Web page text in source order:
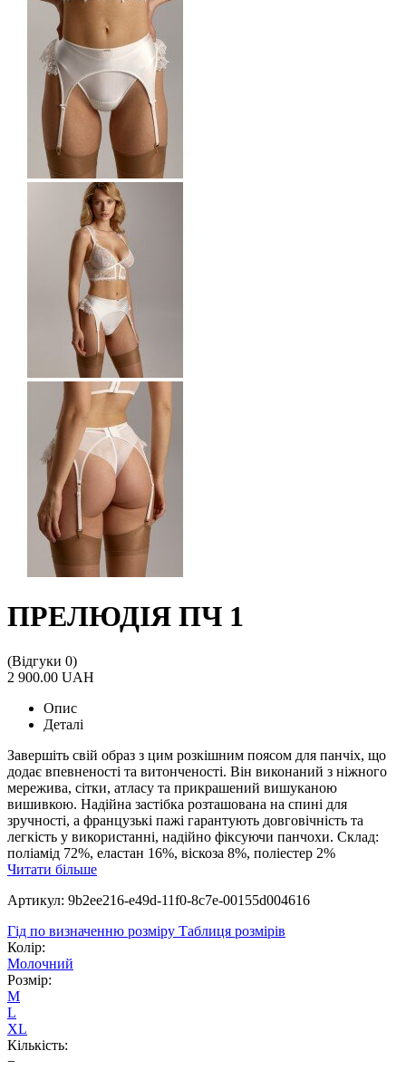
ПРЕЛЮДІЯ ПЧ 1
(Відгуки 0)
2 900.00 UAH
Опис
Деталі
Завершіть свій образ з цим розкішним поясом для панчіх, що
додає впевненості та витонченості. Він виконаний з ніжного
мережива, сітки, атласу та прикрашений вишуканою
вишивкою. Надійна застібка розташована на спині для
зручності, а французькі пажі гарантують довговічність та
легкість у використанні, надійно фіксуючи панчохи. Склад:
поліамід 72%, еластан 16%, віскоза 8%, поліестер 2%
Читати більше
Артикул: 9b2ee216-e49d-11f0-8c7e-00155d004616
Гід по визначенню розміру Таблиця розмірів
Колір:
Молочний
Розмір:
M
L
XL
Кількість:
−